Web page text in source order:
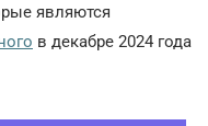
являются
в декабре 2024 года